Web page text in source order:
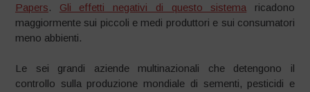
Papers. Gli effetti negativi di questo sistema ricadono
maggiormente sui piccoli e medi produttori e sui consumatori
meno abbienti.
Le sei grandi aziende multinazionali che detengono il
controllo sulla produzione mondiale di sementi, pesticidi e